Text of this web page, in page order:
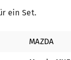
ein Set.
MAZDA